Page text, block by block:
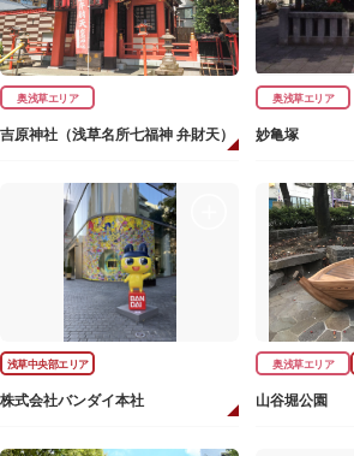
奥浅草エリア
吉原神社（浅草名所七福神 弁財天）
奥浅草エリア
妙亀塚
浅草中央部エリア
株式会社バンダイ本社
奥浅草エリア
山谷堀公園